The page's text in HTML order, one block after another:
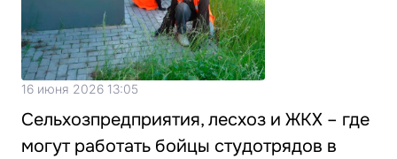
16 июня 2026 13:05
Сельхозпредприятия, лесхоз и ЖКХ – где
могут работать бойцы студотрядов в